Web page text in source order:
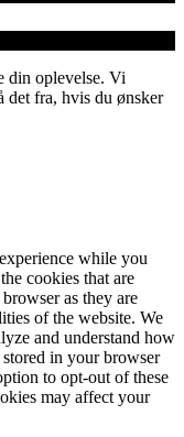
din oplevelse. Vi
det fra, hvis du ønsker
while you
cookies that are
as they are
of the website. We
and understand how
in your browser
to opt-out of these
may affect your